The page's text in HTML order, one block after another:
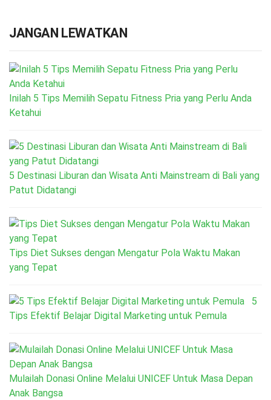
JANGAN LEWATKAN
Inilah 5 Tips Memilih Sepatu Fitness Pria yang Perlu Anda
Ketahui
5 Destinasi Liburan dan Wisata Anti Mainstream di Bali yang
Patut Didatangi
Tips Diet Sukses dengan Mengatur Pola Waktu Makan
yang Tepat
5
Tips Efektif Belajar Digital Marketing untuk Pemula
Mulailah Donasi Online Melalui UNICEF Untuk Masa Depan
Anak Bangsa